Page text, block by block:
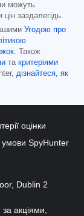
можуть
заздалегідь.
Угодою про
. Також
та критеріями
дізнайтеся, як
оцінки
умови SpyHunter
Dublin 2
акціями,